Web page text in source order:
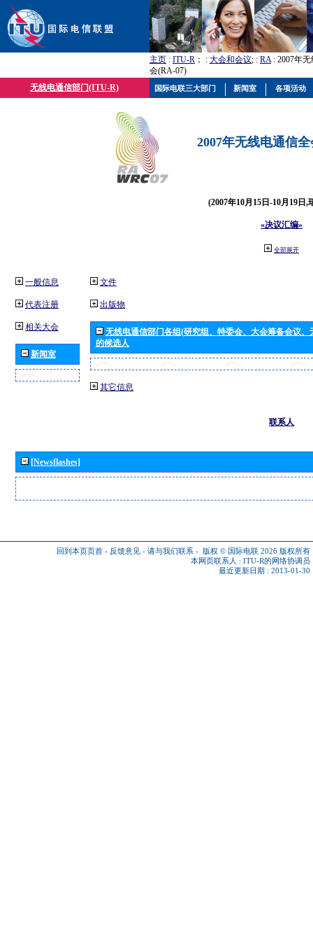
主页 : ITU-R ； : 大会和会议; : RA: 2007年
会(RA-07)
无线电通信部门(ITU-R)
2007年无线电通信
(2007年10月15日-10月19日,
«决议汇编»
全部展开
一般信息
代表注册
相关大会
新闻室
文件
出版物
无线电通信部门各组(研究组、特委会、大会筹备会议
的候选人
其它信息
联系人
[Newsflashes]
回到本页页首 - 反馈意见 - 请与我们联系 - 版权 © 国际电联 2026 版权所有
本网页联系人 : ITU-R的网络协调员
最近更新日期 : 2013-01-30
国际电联三大部门 新闻室 各项活动